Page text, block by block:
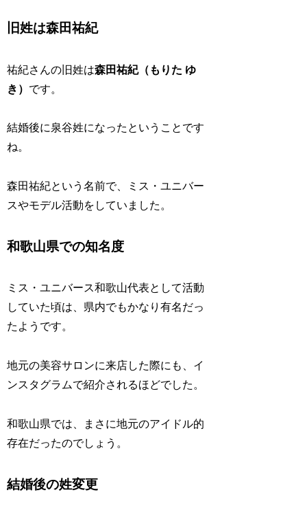
旧姓は森田祐紀
祐紀さんの旧姓は森田祐紀（もりた ゆ
き） です。
結婚後に泉谷姓になったということです
ね。
森田祐紀という名前で、ミス・ユニバー
スやモデル活動をしていました。
和歌山県での知名度
ミス・ユニバース和歌山代表として活動
していた頃は、県内でもかなり有名だっ
たようです。
地元の美容サロンに来店した際にも、イ
ンスタグラムで紹介されるほどでした。
和歌山県では、まさに地元のアイドル的
存在だったのでしょう。
結婚後の姓変更